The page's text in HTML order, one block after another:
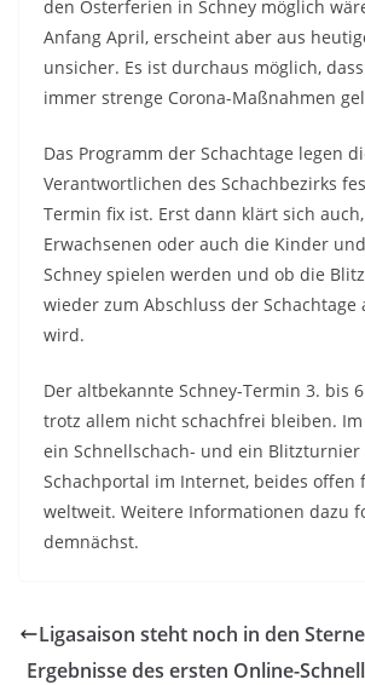
den Osterferien in Schney möglich
Anfang April, erscheint aber aus
unsicher. Es ist durchaus möglich,
immer strenge Corona-Maßnahmen
Das Programm der Schachtage legen
Verantwortlichen des Schachbezirks
Termin fix ist. Erst dann klärt sich
Erwachsenen oder auch die Kinder
Schney spielen werden und ob die
wieder zum Abschluss der Schachtage
wird.
Der altbekannte Schney-Termin 3. bis
trotz allem nicht schachfrei bleiben.
ein Schnellschach- und ein Blitzturnier
Schachportal im Internet, beides offen
weltweit. Weitere Informationen dazu
demnächst.
Ligasaison steht noch in den
Ergebnisse des ersten Online-